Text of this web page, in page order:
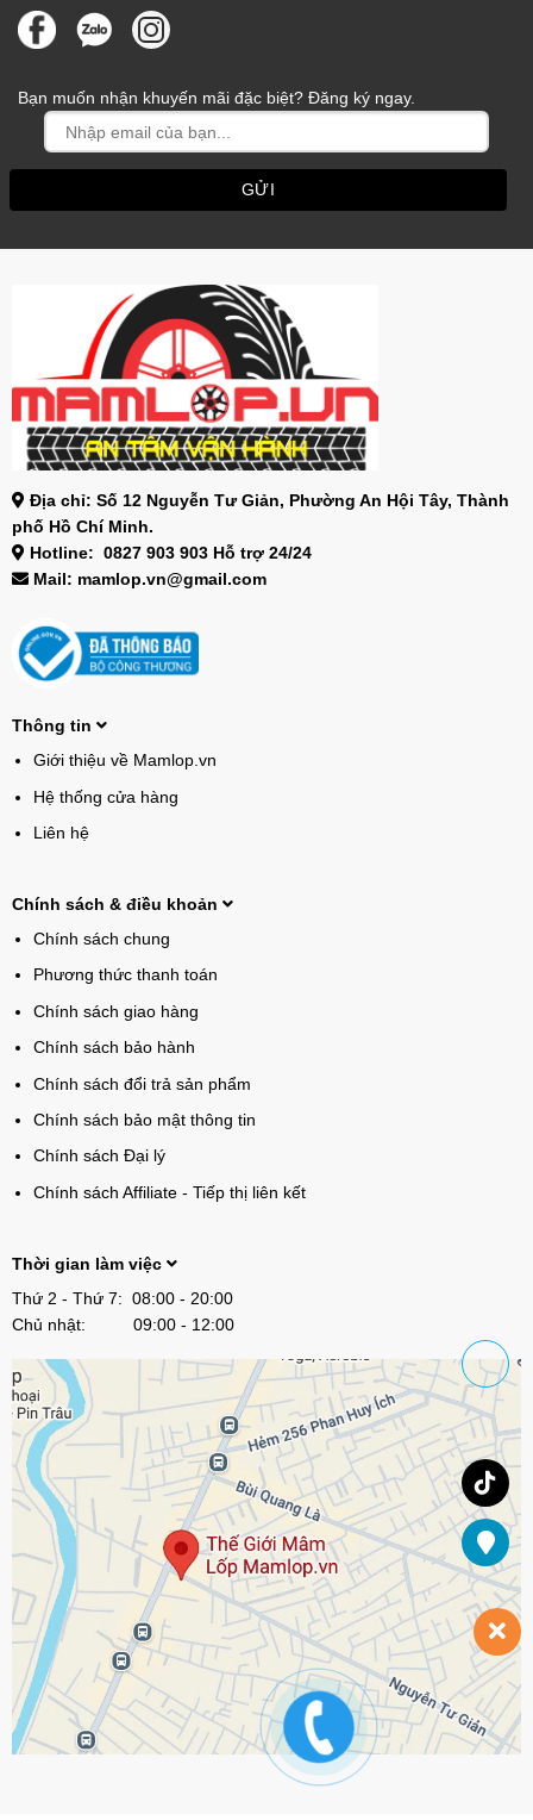
Bạn muốn nhận khuyến mãi đặc biệt? Đăng ký ngay.
Địa chỉ: Số 12 Nguyễn Tư Giản, Phường An Hội Tây, Thành
phố Hồ Chí Minh.
Hotline: 0827 903 903 Hỗ trợ 24/24
Mail: mamlop.vn@gmail.com
Thông tin
Giới thiệu về Mamlop.vn
Hệ thống cửa hàng
Liên hệ
Chính sách & điều khoản
Chính sách chung
Phương thức thanh toán
Chính sách giao hàng
Chính sách bảo hành
Chính sách đổi trả sản phẩm
Chính sách bảo mật thông tin
Chính sách Đại lý
Chính sách Affiliate - Tiếp thị liên kết
Thời gian làm việc
Thứ 2 - Thứ 7: 08:00 - 20:00
Chủ nhật: 09:00 - 12:00